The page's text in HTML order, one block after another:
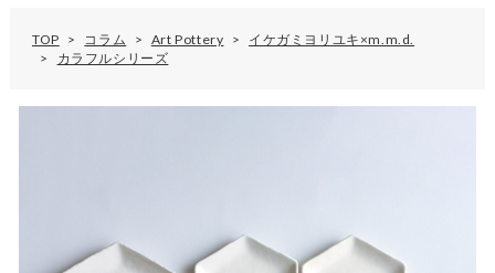
TOP コラム Art Pottery
イケガミヨリユキ×m.m.d.
カラフルシリーズ